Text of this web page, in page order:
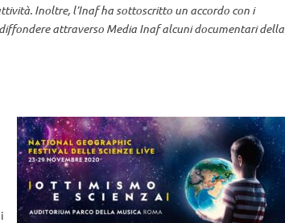
Inoltre, l’Inaf ha sottoscritto un accordo con i
attraverso Media Inaf alcuni documentari della